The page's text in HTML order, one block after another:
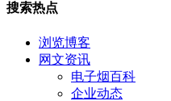
搜索热点
浏览博客
网文资讯
电子烟百科
企业动态